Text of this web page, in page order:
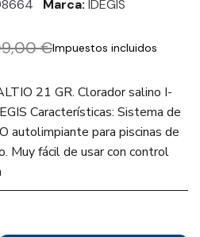
Marca IDEGIS
€Impuestos incluidos
21 GR. Clorador salino I-
Características: Sistema de
autolimpiante para piscinas de
Muy fácil de usar con control